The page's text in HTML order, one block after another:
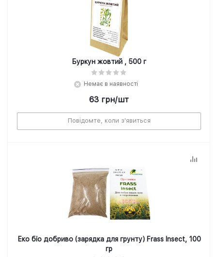
Буркун жовтий , 500 г
Немає в наявності
63 грн/шт
Повідомте, коли з'явиться
Еко біо добриво (зарядка для грунту) Frass Insect, 100
гр